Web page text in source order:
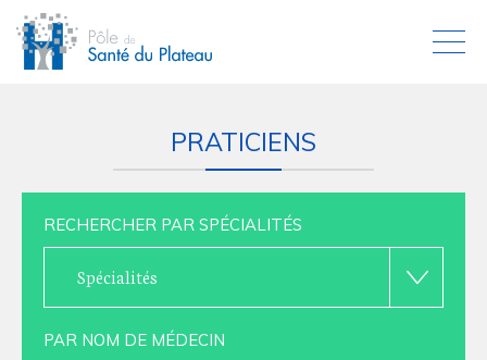
PRATICIENS
RECHERCHER PAR SPÉCIALITÉS
Spécialités
PAR NOM DE MÉDECIN